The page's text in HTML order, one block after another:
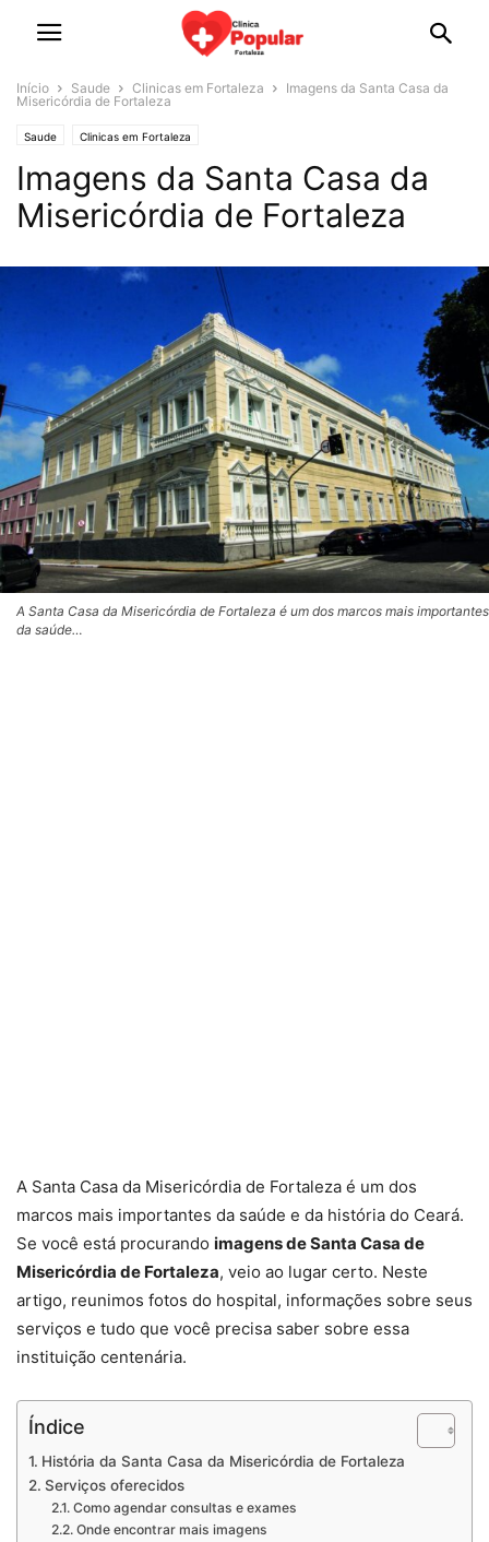
Início Saude Clinicas em Fortaleza
Imagens da Santa Casa da
Misericórdia de Fortaleza
Saude Clinicas em Fortaleza
Imagens da Santa Casa da
Misericórdia de Fortaleza
A Santa Casa da Misericórdia de Fortaleza é um dos marcos mais importantes
da saúde…
A Santa Casa da Misericórdia de Fortaleza é um dos
marcos mais importantes da saúde e da história do Ceará.
Se você está procurando imagens de Santa Casa de
Misericórdia de Fortaleza, veio ao lugar certo. Neste
artigo, reunimos fotos do hospital, informações sobre seus
serviços e tudo que você precisa saber sobre essa
instituição centenária.
Índice
História da Santa Casa da Misericórdia de Fortaleza
Serviços oferecidos
Como agendar consultas e exames
Onde encontrar mais imagens